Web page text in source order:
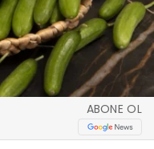
ABONE OL